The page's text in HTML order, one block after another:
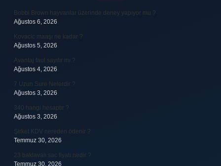
Bobbi Brown hayvanlar üzerinde deney yapıyor mu ?
Ağustos 6, 2026
Kovacic maaşı ne kadar ?
Ağustos 5, 2026
Avantaj faul sayılır mı ?
Ağustos 4, 2026
7 Uzun Sure Nelerdir ?
Ağustos 3, 2026
340 hangi hesaptır ?
Ağustos 3, 2026
Şirket KDV nereden ödenir ?
Temmuz 30, 2026
23 baklavalı sac fiyatı nedir ?
Temmuz 30, 2026